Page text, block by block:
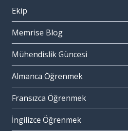
Ekip
Memrise Blog
Mühendislik Güncesi
Almanca Öğrenmek
Fransızca Öğrenmek
İngilizce Öğrenmek